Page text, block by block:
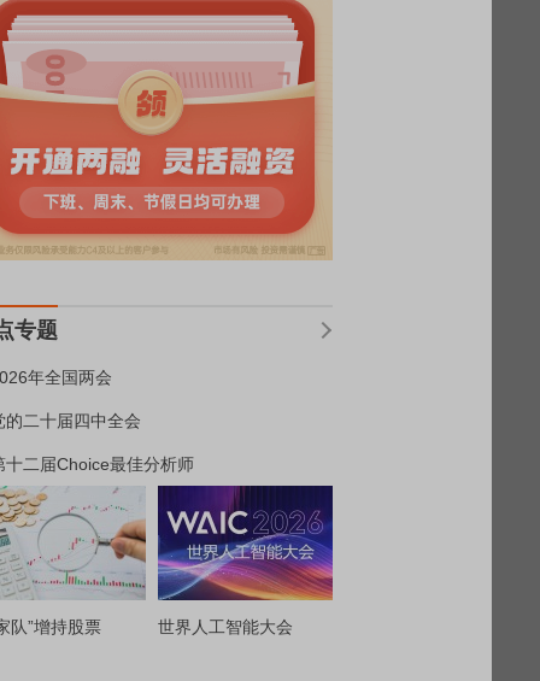
专题
年全国两会
的二十届四中全会
十二届Choice最佳分析师
队”增持股票 世界人工智能大会